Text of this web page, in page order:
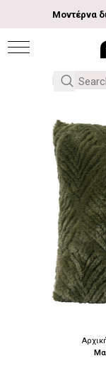
Μοντέρνα